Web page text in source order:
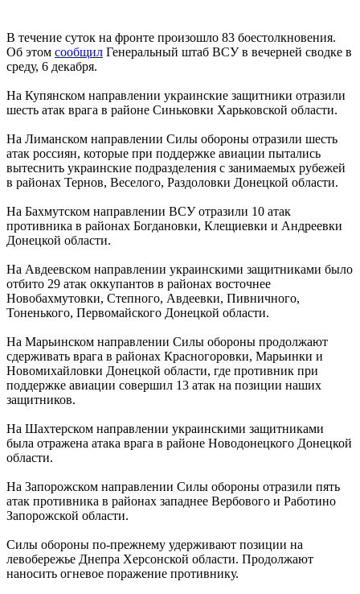
В течение суток на фронте произошло 83 боестолкновения.
Об этом сообщил Генеральный штаб ВСУ в вечерней сводке в
среду, 6 декабря.
На Купянском направлении украинские защитники отразили
шесть атак врага в районе Синьковки Харьковской области.
На Лиманском направлении Силы обороны отразили шесть
атак россиян, которые при поддержке авиации пытались
вытеснить украинские подразделения с занимаемых рубежей
в районах Тернов, Веселого, Раздоловки Донецкой области.
На Бахмутском направлении ВСУ отразили 10 атак
противника в районах Богдановки, Клещиевки и Андреевки
Донецкой области.
На Авдеевском направлении украинскими защитниками было
отбито 29 атак оккупантов в районах восточнее
Новобахмутовки, Степного, Авдеевки, Пивничного,
Тоненького, Первомайского Донецкой области.
На Марьинском направлении Силы обороны продолжают
сдерживать врага в районах Красногоровки, Марьинки и
Новомихайловки Донецкой области, где противник при
поддержке авиации совершил 13 атак на позиции наших
защитников.
На Шахтерском направлении украинскими защитниками
была отражена атака врага в районе Новодонецкого Донецкой
области.
На Запорожском направлении Силы обороны отразили пять
атак противника в районах западнее Вербового и Работино
Запорожской области.
Силы обороны по-прежнему удерживают позиции на
левобережье Днепра Херсонской области. Продолжают
наносить огневое поражение противнику.